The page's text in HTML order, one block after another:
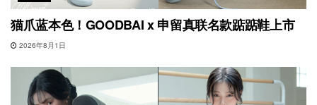
猫爪蓝本色！GOODBAI x 申留真联名款踮踮鞋上市
2026年8月1日